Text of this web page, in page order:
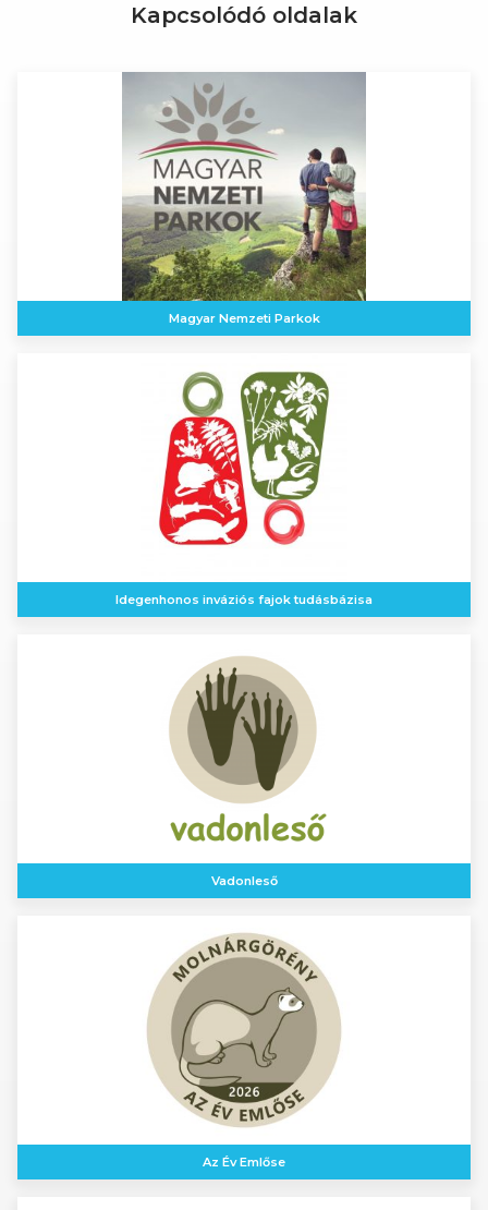
Kapcsolódó oldalak
Magyar Nemzeti Parkok
Idegenhonos inváziós fajok tudásbázisa
Vadonleső
Az Év Emlőse